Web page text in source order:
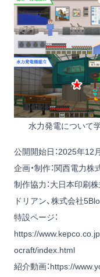
水力発電について
公開開始日：2025年12
企画・制作：関西電力
制作協力：大日本印刷
ドリアン、株式会社
特設ページ：
https://
ocraft/index.html
紹介動画：https://